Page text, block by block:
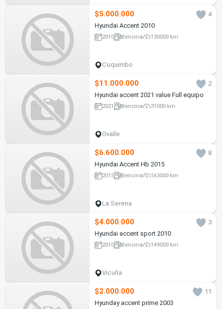
$5.000.000
4
Hyundai Accent 2010
2010 Bencina 130000 km
Coquimbo
$11.000.000
2
Hyundai accent 2021 value Full equipo
2021 Bencina 31000 km
Ovalle
$6.600.000
8
Hyundai Accent Hb 2015
2015 Bencina 163000 km
La Serena
$4.000.000
3
Hyundai accent sport 2010
2010 Bencina 149000 km
Vicuña
$2.000.000
11
Hyunday accent prime 2003